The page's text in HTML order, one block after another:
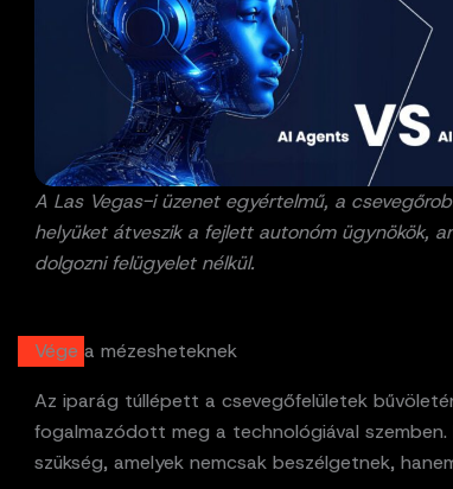
A Las Vegas-i üzenet egyértelmű, a
helyüket átveszik a fejlett autonóm ügynökök,
dolgozni felügyelet nélkül.
Vége a mézesheteknek
Az iparág túllépett a csevegőfelületek
fogalmazódott meg a technológiával
szükség, amelyek nemcsak beszélgetnek,